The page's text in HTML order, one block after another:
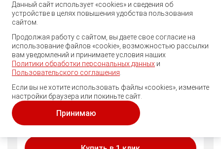
Флексографическая машина
ярусного построения
ракельного типа Bilgili BMPS-
1004
Кол-во цветов: 4
Ширина материала: 1100 мм
Ширина печати: 1000 мм
Данный сайт использует «cookies» и сведения об
устройстве в целях повышения удобства пользования
сайтом.
Продолжая работу с сайтом, вы даете свое согласие на
использование файлов «cookie», возможностью рассылки
вам уведомлений и принимаете условия наших
Политики обработки персональных данных и
Пользовательского соглашения
Если вы не хотите использовать файлы «cookies», измените
настройки браузера или покиньте сайт.
Принимаю